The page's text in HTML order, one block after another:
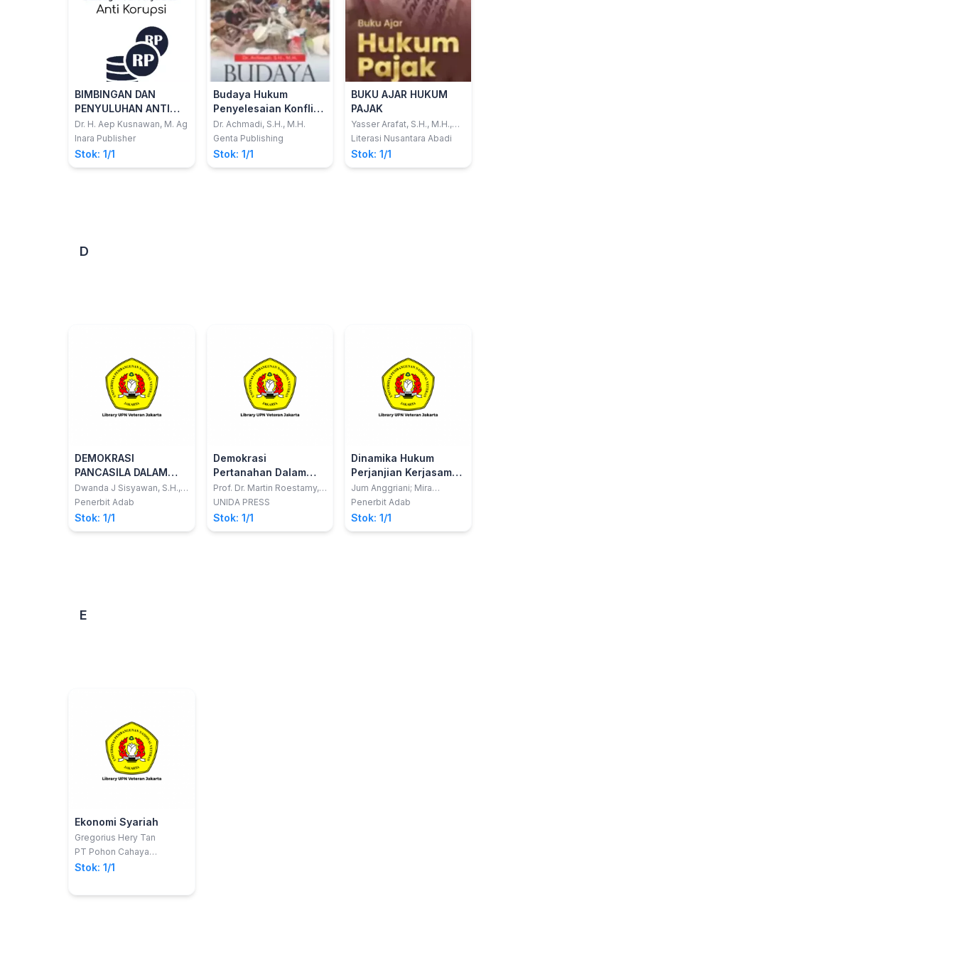
BIMBINGAN DAN
PENYULUHAN ANTI
KORUPSI Dari Berpikir
Kritis Terhadap
Korupsi Hingga Studi
Kasus
Dr. H. Aep Kusnawan, M. Ag
Inara Publisher
Stok: 1/1
Budaya Hukum
Penyelesaian Konflik
Tanah Adat
Masyarakat Dayak
Tomun
Dr. Achmadi, S.H., M.H.
Genta Publishing
Stok: 1/1
BUKU AJAR HUKUM
PAJAK
Yasser Arafat, S.H., M.H.,
dkk.
Literasi Nusantara Abadi
Stok: 1/1
D
DEMOKRASI
PANCASILA DALAM
PEMILIHAN KEPALA
DAERAH CALON
TUNGGAL DI
INDONESIA
Nomor 100/PUU-
Dwanda J Sisyawan, S.H.,
M.H., C.L.A.
Penerbit Adab
Stok: 1/1
Demokrasi
Pertanahan Dalam
Negara Hukum
Pancasila
Prof. Dr. Martin Roestamy,
SH., MH.
UNIDA PRESS
Stok: 1/1
Dinamika Hukum
Perjanjian Kerjasama:
Monopoli dan
Persaingan Usaha di
Indonesia
Jum Anggriani; Mira
Nurjannah
Penerbit Adab
Stok: 1/1
E
Ekonomi Syariah
Gregorius Hery Tan
PT Pohon Cahaya
Semesta
Stok: 1/1